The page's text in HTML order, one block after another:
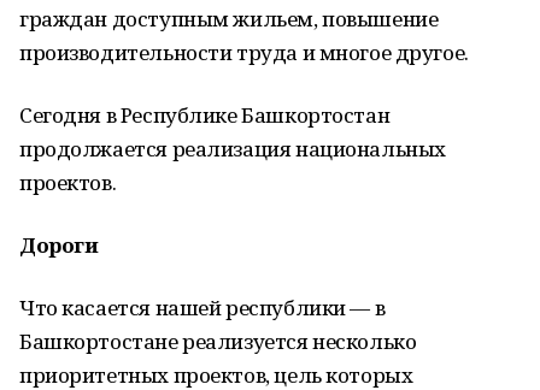
граждан доступным жильем, повышение
производительности труда и многое другое.
Сегодня в Республике Башкортостан
продолжается реализация национальных
проектов.
Дороги
Что касается нашей республики — в
Башкортостане реализуется несколько
приоритетных проектов, цель которых